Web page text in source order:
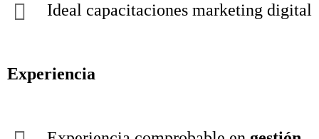
Ideal capacitaciones marketing digital
Experiencia